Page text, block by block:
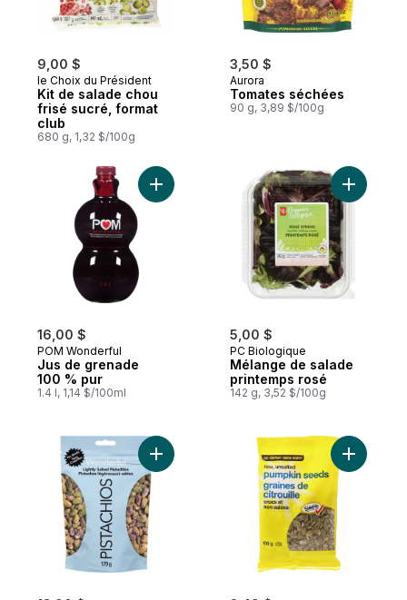
9,00 $
le Choix du Président
Kit de salade chou
frisé sucré, format
club
680 g, 1,32 $/100g
3,50 $
Aurora
Tomates séchées
90 g, 3,89 $/100g
16,00 $
POM Wonderful
Jus de grenade
100 % pur
1.4 l, 1,14 $/100ml
Ajouter Jus de grenade 100 % pur au
5,00 $
PC Biologique
Mélange de salade
printemps rosé
142 g, 3,52 $/100g
Ajouter
Ajouter Wndrfl Pist No Shells Ls 170G au
Ajouter